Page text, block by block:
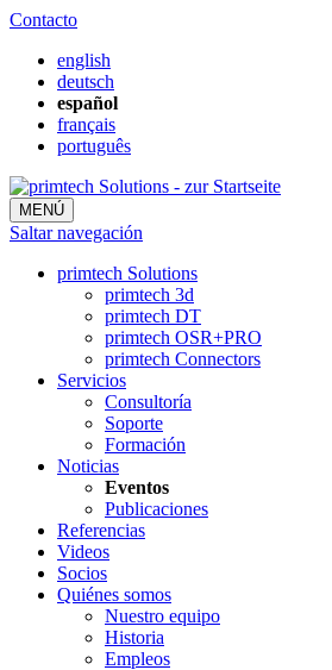
Contacto
english
deutsch
español
français
português
MENÚ
Saltar navegación
primtech Solutions
primtech 3d
primtech DT
primtech OSR+PRO
primtech Connectors
Servicios
Consultoría
Soporte
Formación
Noticias
Eventos
Publicaciones
Referencias
Videos
Socios
Quiénes somos
Nuestro equipo
Historia
Empleos